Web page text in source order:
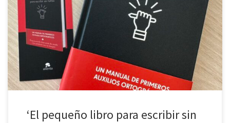
reputación) en redes sociales o empañar el texto más brillante,
pero por suerte contamos con herramientas tan útiles como El
pequeño libro para escribir sin faltas: una herramienta ágil,
compacta y práctica para quienes quieren escribir mejor sin tener
que revisar […]
‘El pequeño libro para escribir sin